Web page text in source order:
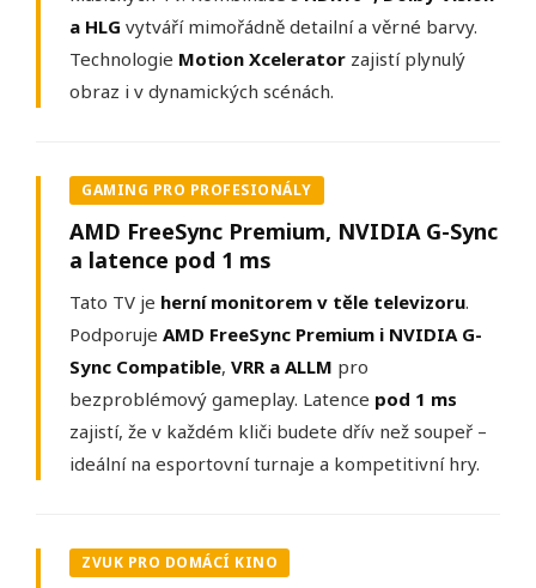
a HLG vytváří mimořádně detailní a věrné barvy.
Technologie Motion Xcelerator zajistí plynulý
obraz i v dynamických scénách.
GAMING PRO PROFESIONÁLY
AMD FreeSync Premium, NVIDIA G-Sync
a latence pod 1 ms
Tato TV je herní monitorem v těle televizoru.
Podporuje AMD FreeSync Premium i NVIDIA G-
Sync Compatible, VRR a ALLM pro
bezproblémový gameplay. Latence pod 1 ms
zajistí, že v každém kliči budete dřív než soupeř –
ideální na esportovní turnaje a kompetitivní hry.
ZVUK PRO DOMÁCÍ KINO